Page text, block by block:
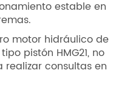
estable en
motor hidráulico de
pistón HMG21, no
consultas en